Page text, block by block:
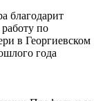
благодарит
по
в Георгиевском
года